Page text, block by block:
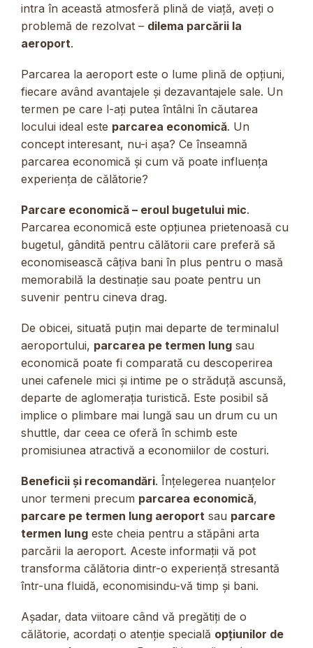
intra în această atmosferă plină de viață, aveți o
problemă de rezolvat – dilema parcării la
aeroport.
Parcarea la aeroport este o lume plină de opțiuni,
fiecare având avantajele și dezavantajele sale. Un
termen pe care l-ați putea întâlni în căutarea
locului ideal este parcarea economică. Un
concept interesant, nu-i așa? Ce înseamnă
parcarea economică și cum vă poate influența
experiența de călătorie?
Parcare economică – eroul bugetului mic.
Parcarea economică este opțiunea prietenoasă cu
bugetul, gândită pentru călătorii care preferă să
economisească câțiva bani în plus pentru o masă
memorabilă la destinație sau poate pentru un
suvenir pentru cineva drag.
De obicei, situată puțin mai departe de terminalul
aeroportului, parcarea pe termen lung sau
economică poate fi comparată cu descoperirea
unei cafenele mici și intime pe o străduță ascunsă,
departe de aglomerația turistică. Este posibil să
implice o plimbare mai lungă sau un drum cu un
shuttle, dar ceea ce oferă în schimb este
promisiunea atractivă a economiilor de costuri.
Beneficii și recomandări. Înțelegerea nuanțelor
unor termeni precum parcarea economică,
parcare pe termen lung aeroport sau parcare
termen lung este cheia pentru a stăpâni arta
parcării la aeroport. Aceste informații vă pot
transforma călătoria dintr-o experiență stresantă
într-una fluidă, economisindu-vă timp și bani.
Așadar, data viitoare când vă pregătiți de o
călătorie, acordați o atenție specială opțiunilor de